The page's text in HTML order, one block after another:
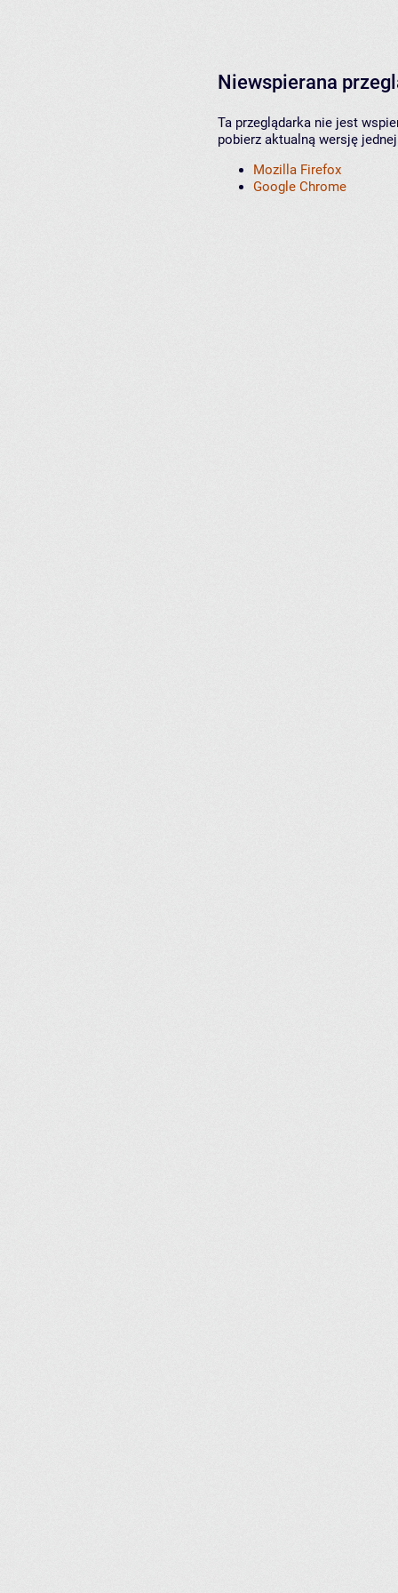
Niewspierana
Ta przeglądarka nie jest
pobierz aktualną wersję
Mozilla Firefox
Google Chrome